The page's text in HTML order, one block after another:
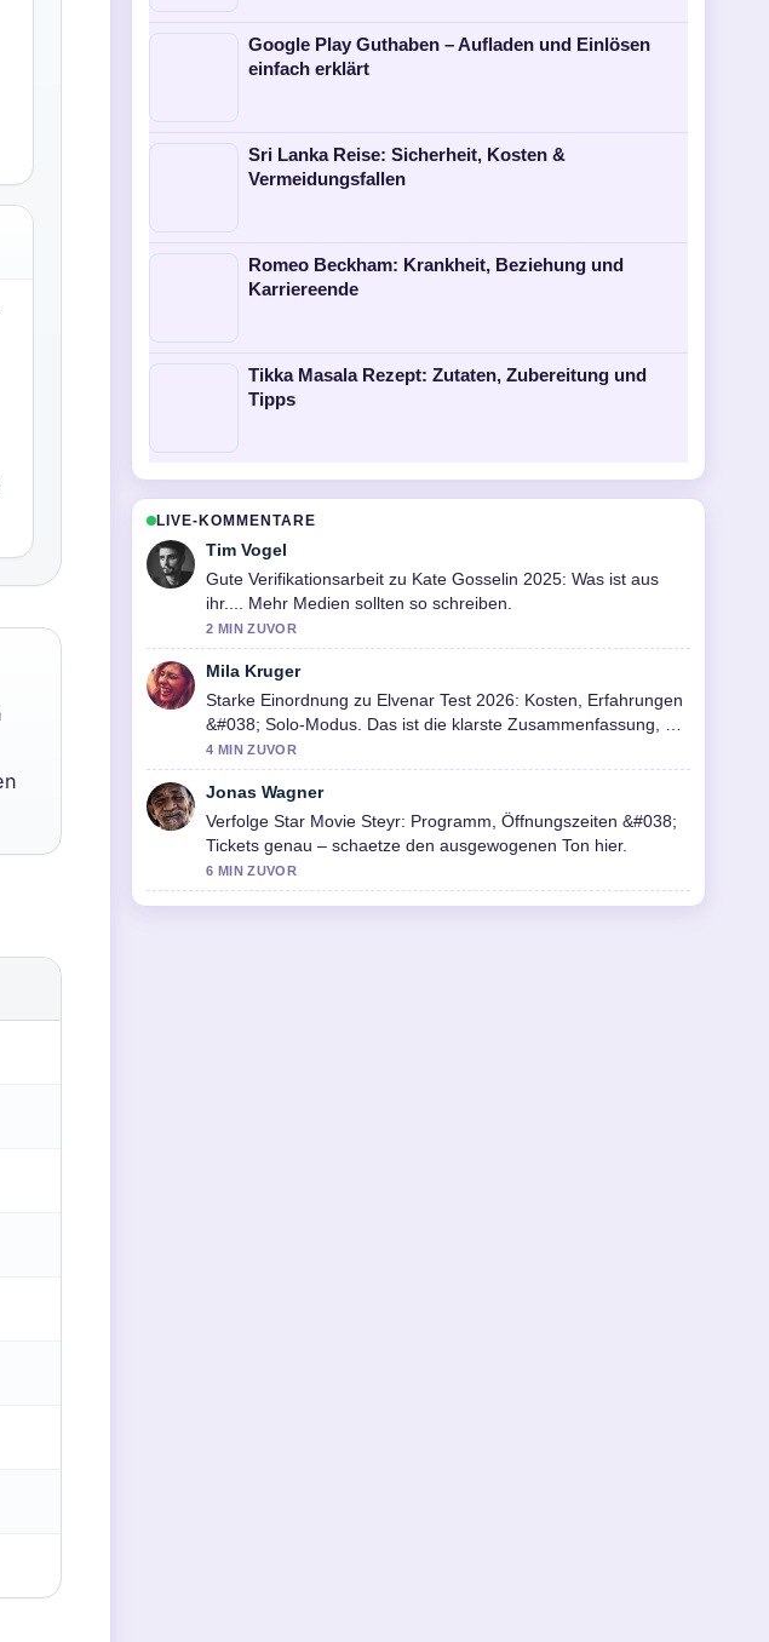
Google Play Guthaben – Aufladen und Einlösen
einfach erklärt
Sri Lanka Reise: Sicherheit, Kosten &
Vermeidungsfallen
Romeo Beckham: Krankheit, Beziehung und
Karriereende
Tikka Masala Rezept: Zutaten, Zubereitung und
Tipps
LIVE-KOMMENTARE
Tim Vogel
Gute Verifikationsarbeit zu Kate Gosselin 2025: Was ist aus
ihr.... Mehr Medien sollten so schreiben.
2 MIN ZUVOR
Mila Kruger
Starke Einordnung zu Elvenar Test 2026: Kosten, Erfahrungen
&#038; Solo-Modus. Das ist die klarste Zusammenfassung, die
ich heute gesehen habe.
4 MIN ZUVOR
Jonas Wagner
Verfolge Star Movie Steyr: Programm, Öffnungszeiten &#038;
Tickets genau – schaetze den ausgewogenen Ton hier.
6 MIN ZUVOR